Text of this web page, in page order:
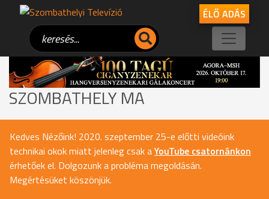
ÉLŐ ADÁS
SZOMBATHELY MA
Kedves Nézőink! 2020. szeptember 25-e előtti videóink
technikai okok miatt jelenleg csak aYouTube csatornánkon
érhetőek el. Dolgozunk a probléma megoldásán.
Megértésüket köszönjük.